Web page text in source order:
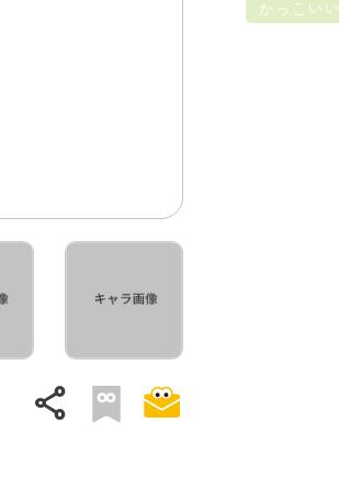
share
かっこいい